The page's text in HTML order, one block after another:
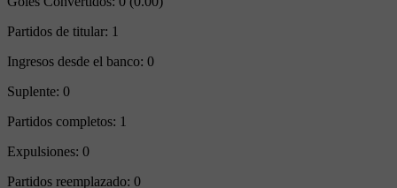
Partidos de titular: 1
Ingresos desde el banco: 0
Suplente: 0
Partidos completos: 1
Expulsiones: 0
Partidos reemplazado: 0